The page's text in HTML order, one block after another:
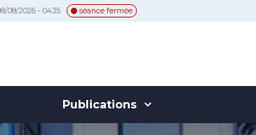
08/2026 - 04:35 séance fermée
Publications